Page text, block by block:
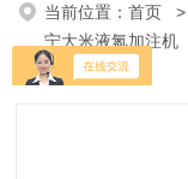
当前位置：首页 >
宁大米液氮加注机